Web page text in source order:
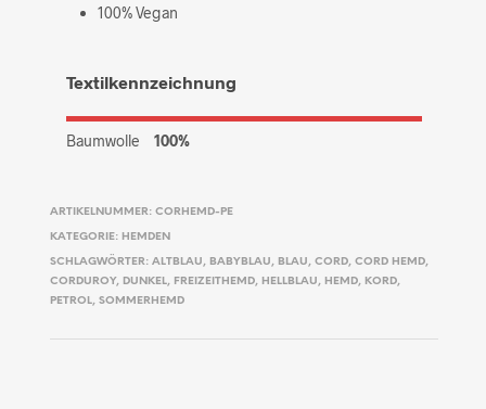
100% Vegan
Textilkennzeichnung
Baumwolle 100%
ARTIKELNUMMER: CORHEMD-PE
KATEGORIE: HEMDEN
SCHLAGWÖRTER: ALTBLAU, BABYBLAU, BLAU, CORD, CORD HEMD,
CORDUROY, DUNKEL, FREIZEITHEMD, HELLBLAU, HEMD, KORD,
PETROL, SOMMERHEMD